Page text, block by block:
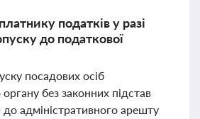
податків у разі
до податкової
посадових осіб
без законних підстав
адміністративного арешту